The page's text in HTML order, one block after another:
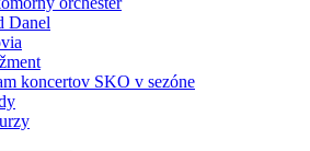
Danel
koncertov SKO v sezóne